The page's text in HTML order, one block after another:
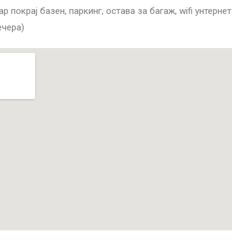
покрај базен, паркинг, остава за багаж, wifi